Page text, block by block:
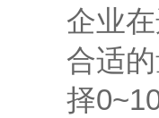
企业
合适
择